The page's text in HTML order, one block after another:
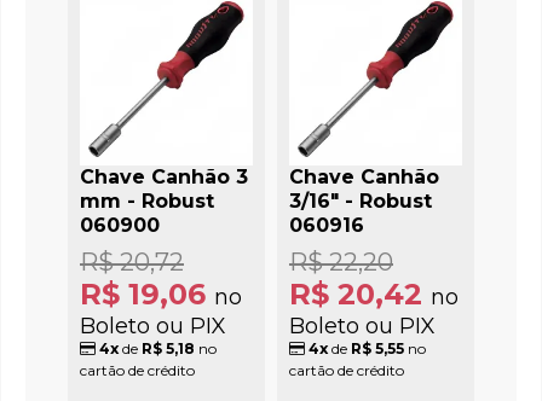
Chave Canhão 3
mm - Robust
060900
R$ 19,06 no
Boleto ou PIX
R$ 20,72
4x de R$ 5,18 no
cartão de crédito
Chave Canhão
3/16" - Robust
060916
R$ 20,42 no
Boleto ou PIX
R$ 22,20
4xde R$ 5,55no
cartão de crédito